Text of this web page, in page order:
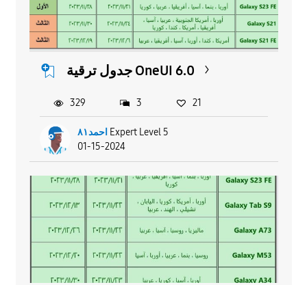
جدول ترقية OneUI 6.0
احمد٨١ Expert Level 5
01-15-2024
329 3 21